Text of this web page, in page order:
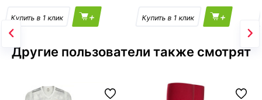
+ +
Другие пользователи также смотрят